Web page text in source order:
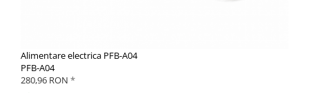
Alimentare electrica PFB-A04
PFB-A04
280,96 RON *